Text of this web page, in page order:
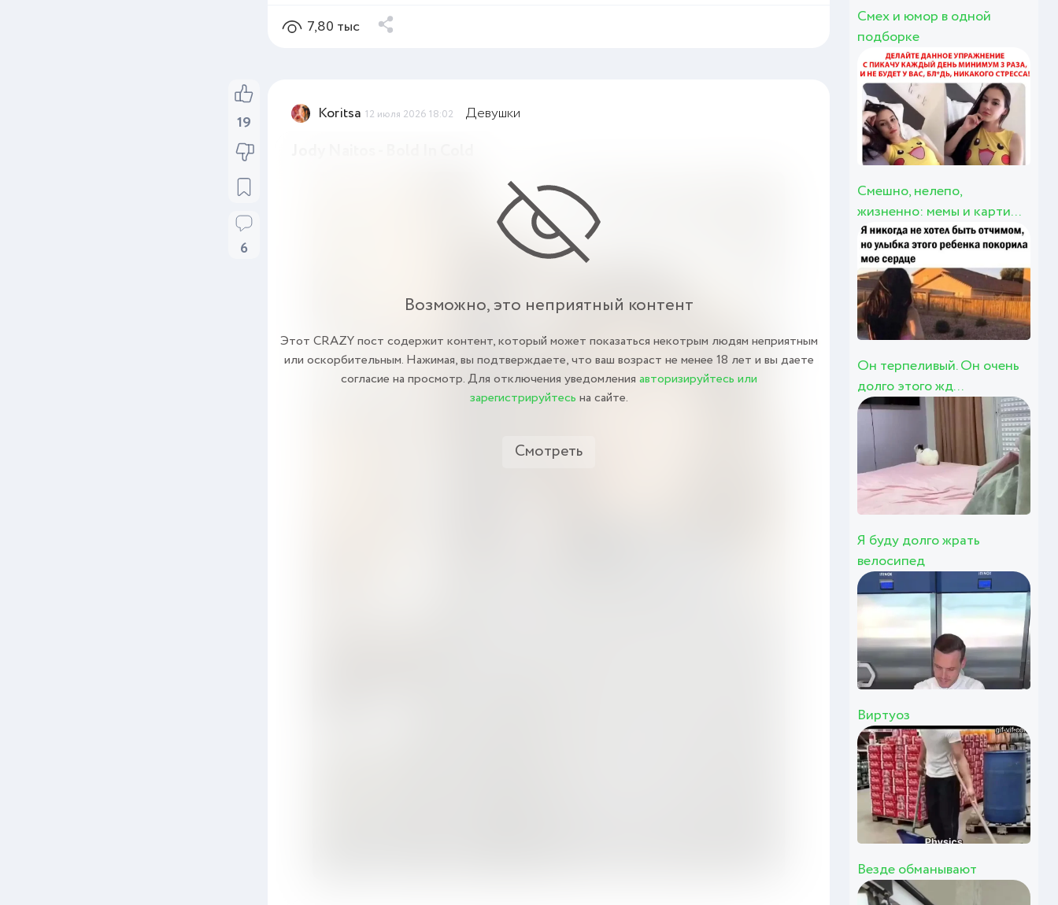
Смех и юмор в одной
подборке
Смешно, нелепо,
жизненно: мемы и карти...
Он терпеливый. Он очень
долго этого жд...
Я буду долго жрать
велосипед
Виртуоз
Везде обманывают
7,80 тыс
19
6
Koritsa 12 июля 2026 18:02 Девушки
Возможно, это неприятный контент
Этот CRAZY пост содержит контент, который может показаться некотрым людям неприятным
или оскорбительным. Нажимая, вы подтверждаете, что ваш возраст не менее 18 лет и вы даете
согласие на просмотр. Для отключения уведомления авторизируйтесь или
зарегистрируйтесь на сайте.
Смотреть